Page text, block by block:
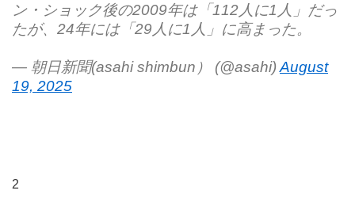
ン・ショック後の2009年は「112人に1人」だっ
たが、24年には「29人に1人」に高まった。
— 朝日新聞(asahi shimbun） (@asahi)August
19, 2025
2